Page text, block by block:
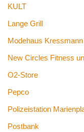
KULT
Lange Grill
Modehaus Kressmann
New Circles Fitness
O2-Store
Pepco
Polizeistation
Postbank